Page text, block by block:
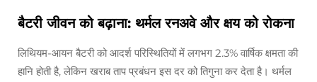
बैटरी जीवन को बढ़ाना: थर्मल रनअवे और क्षय को रोकना
लिथियम-आयन बैटरी को आदर्श परिस्थितियों में लगभग 2.3% वार्षिक क्षमता की
हानि होती है, लेकिन खराब ताप प्रबंधन इस दर को तिगुना कर देता है। थर्मल